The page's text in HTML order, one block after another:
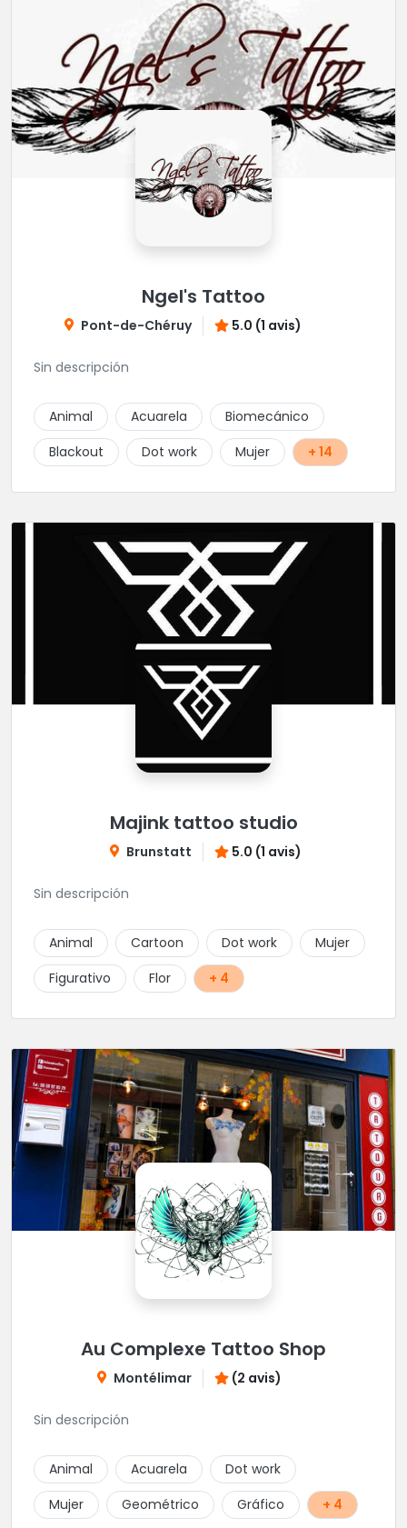
Ngel's Tattoo
Pont-de-Chéruy 5.0 (1 avis)
Sin descripción
Animal Acuarela
Biomecánico
Blackout
Dot work Mujer + 14
Majink tattoo studio
Brunstatt 5.0 (1 avis)
Sin descripción
Animal Cartoon Dot work
Mujer
Figurativo
Flor + 4
Au Complexe Tattoo Shop
Montélimar (2 avis)
Sin descripción
Animal Acuarela
Dot work
Mujer
Geométrico Gráfico + 4